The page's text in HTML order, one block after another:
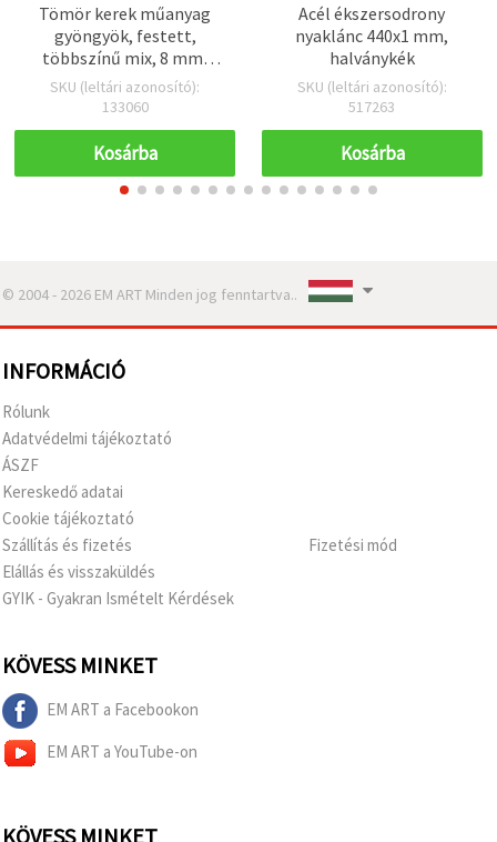
Tömör kerek műanyag
gyöngyök, festett,
többszínű mix, 8 mm,
furat 1,5 mm, 20 g (~70
db) – karkötőkhöz,
dekorációhoz és DIY
SKU (leltári azonosító):
133060
Kosárba
Acél ékszersodrony
nyaklánc 440x1 mm,
halványkék
SKU (leltári azonosító):
517263
Kosárba
© 2004 - 2026 EM ART Minden jog fenntartva..
INFORMÁCIÓ
Rólunk
Adatvédelmi tájékoztató
ÁSZF
Kereskedő adatai
Cookie tájékoztató
Szállítás és fizetés
Elállás és visszaküldés
GYIK - Gyakran Ismételt Kérdések
Fizetési mód
KÖVESS MINKET
EM ART a Facebookon
EM ART a YouTube-on
KÖVESS MINKET